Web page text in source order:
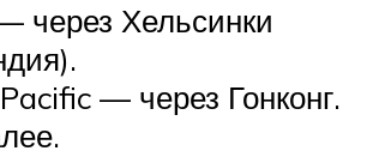
через Хельсинки
— через Гонконг.